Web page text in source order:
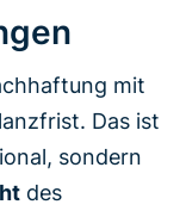
mit
Das ist
sondern
des